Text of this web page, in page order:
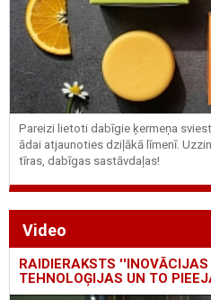
Pareizi lietoti dabīgie ķermeņa
ādai atjaunoties dziļākā līmenī.
tīras, dabīgas sastāvdaļas!
Video
RAIDIERAKSTS
TEHNOLOĢIJAS UN TO